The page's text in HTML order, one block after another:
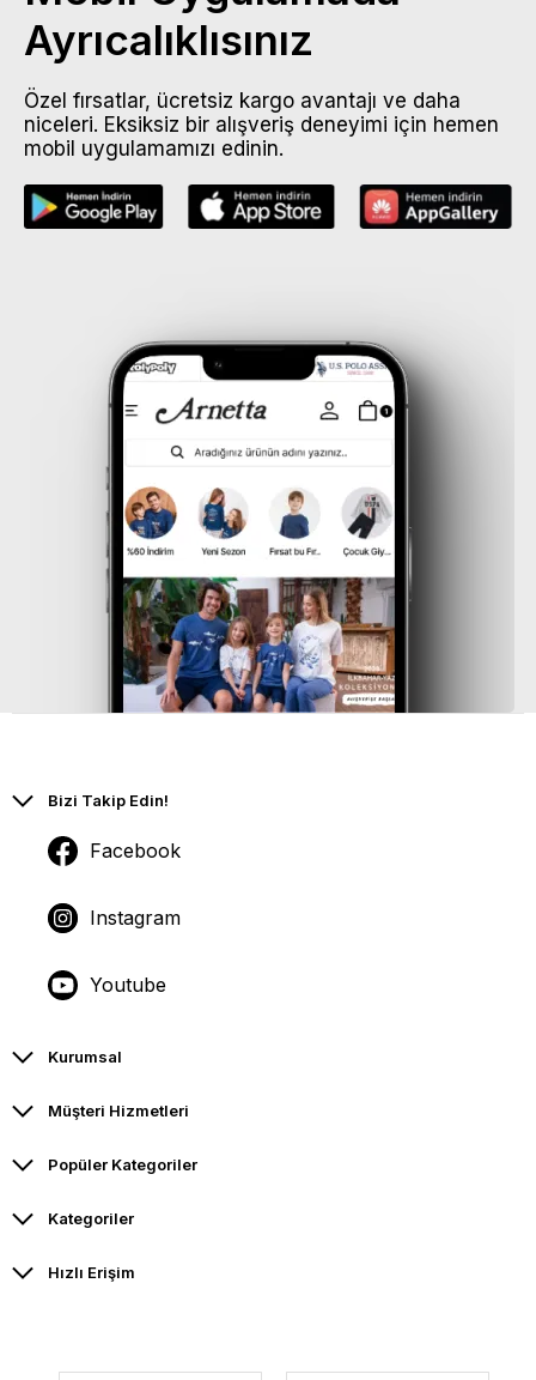
Ayrıcalıklısınız
Özel fırsatlar, ücretsiz kargo avantajı ve daha
niceleri. Eksiksiz bir alışveriş deneyimi için hemen
mobil uygulamamızı edinin.
Bizi Takip Edin!
Facebook
Instagram
Youtube
Kurumsal
Müşteri Hizmetleri
Popüler Kategoriler
Kategoriler
Hızlı Erişim